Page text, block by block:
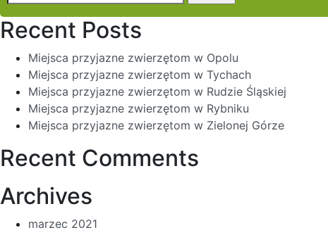
for:
Recent Posts
Miejsca przyjazne zwierzętom w Opolu
Miejsca przyjazne zwierzętom w Tychach
Miejsca przyjazne zwierzętom w Rudzie Śląskiej
Miejsca przyjazne zwierzętom w Rybniku
Miejsca przyjazne zwierzętom w Zielonej Górze
Recent Comments
Archives
marzec 2021